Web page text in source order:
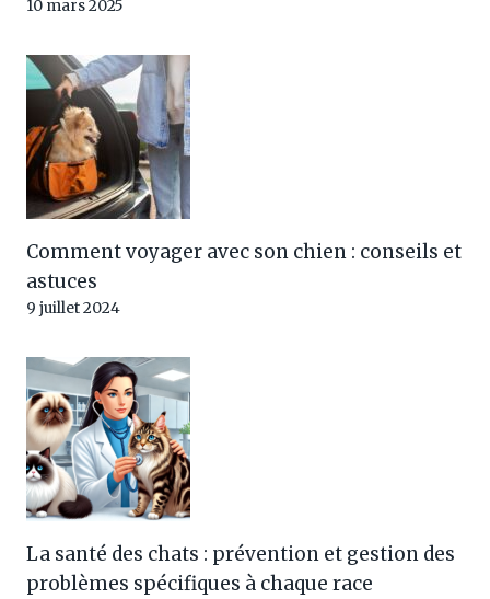
10 mars 2025
Comment voyager avec son chien : conseils et
astuces
9 juillet 2024
La santé des chats : prévention et gestion des
problèmes spécifiques à chaque race